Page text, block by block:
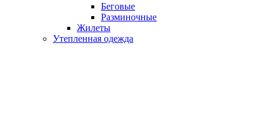
Беговые
Разминочные
Жилеты
Утепленная одежда